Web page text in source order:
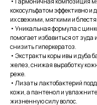
кокосульфатом эффективно и
их свежими, мягкими и
• Уникальная формула с
помогает избавиться от зуда
снизить гиперкератоз.
• Экстракты коры ивы и дуба
желез, снижая выработку
реже.
• Лизаты лактобактерий
кожи, а пантенол и
жизненную силу волос.